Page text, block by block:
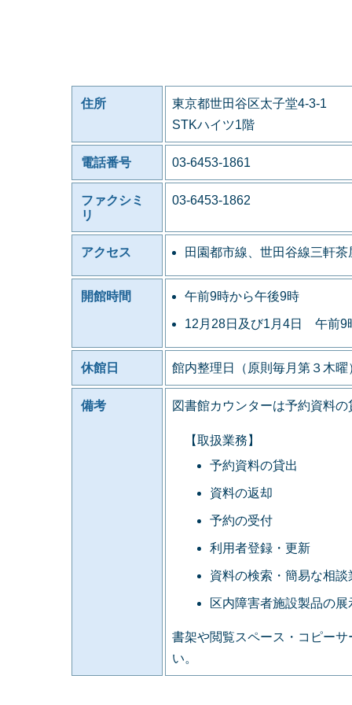
住所
東京都世田谷区太子堂4-3-1
STKハイツ1階
電話番号 03-6453-1861
ファクシミ
リ
03-6453-1862
アクセス 田園都市線、世田谷線三軒
開館時間 午前9時から午後9時
12月28日及び1月4日 午前9
休館日 館内整理日（原則毎月第３木曜
備考 図書館カウンターは予約資料
【取扱業務】
予約資料の貸出
資料の返却
予約の受付
利用者登録・更新
資料の検索・簡易な相談
区内障害者施設製品の展
書架や閲覧スペース・コピー
い。